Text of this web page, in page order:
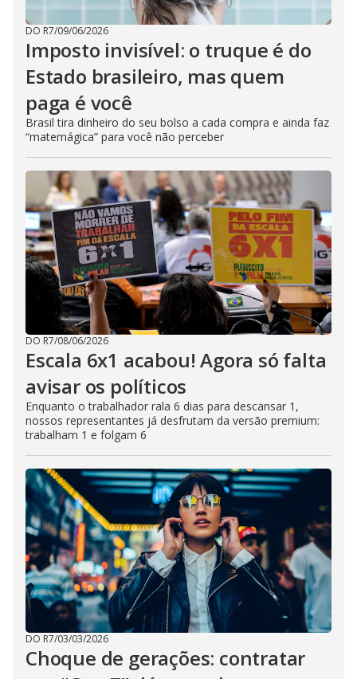
DO R7/09/06/2026
Imposto invisível: o truque é do
Estado brasileiro, mas quem
paga é você
Brasil tira dinheiro do seu bolso a cada compra e ainda faz
“matemágica” para você não perceber
DO R7/08/06/2026
Escala 6x1 acabou! Agora só falta
avisar os políticos
Enquanto o trabalhador rala 6 dias para descansar 1,
nossos representantes já desfrutam da versão premium:
trabalham 1 e folgam 6
DO R7/03/03/2026
Choque de gerações: contratar